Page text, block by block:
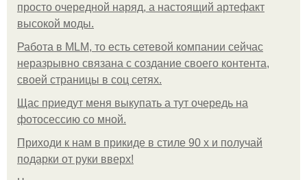
просто очередной наряд, а настоящий артефакт
высокой моды.
Работа в MLM, то есть сетевой компании сейчас
неразрывно связана с создание своего контента,
своей страницы в соц сетях.
Щас приедут меня выкупать а тут очередь на
фотосессию со мной.
Приходи к нам в прикиде в стиле 90 х и получай
подарки от руки вверх!